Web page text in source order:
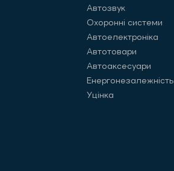
Автозвук
Охоронні системи
Автоелектроніка
Автотовари
Автоаксесуари
Енергонезалежність
Уцінка